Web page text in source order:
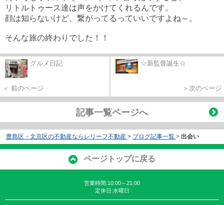
リトルトゥース達は声をかけてくれるんです。
顔は知らないけど、繋がってるっていいですよね～。
そんな旅の終わりでした！！
グルメ日記
＜ 前のページ
☆新監督誕生☆
＞次のページ
記事一覧ページへ
豊島区・文京区の不動産ならレリーフ不動産 > ブログ記事一覧 > 出会い
ページトップに戻る
営業時間:10:00～21:00
定休日:水曜日